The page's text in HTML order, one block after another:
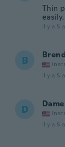
Thin
easily.
il y a 5
B
il y a 5
D
il y a 5